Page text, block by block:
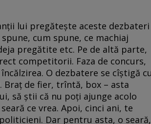
lui pregătește aceste dezbateri
cum spune, ce machiaj
pregătite etc. Pe de altă parte,
competitorii. Faza de concurs,
O dezbatere se cîștigă
Braț de fier, trîntă, box – asta
să știi că nu poți ajunge acolo
ce vrea. Apoi, cinci ani, te
Dar pentru asta, o seară,